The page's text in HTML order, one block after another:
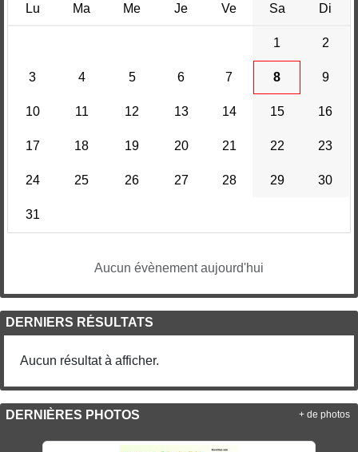
Lu Ma Me Je Ve Sa Di
1 2
3 4 5 6 7 8 9
10 11 12 13 14 15 16
17 18 19 20 21 22 23
24 25 26 27 28 29 30
31
Aucun évènement aujourd'hui
DERNIERS RÉSULTATS
Aucun résultat à afficher.
DERNIÈRES PHOTOS + de photos